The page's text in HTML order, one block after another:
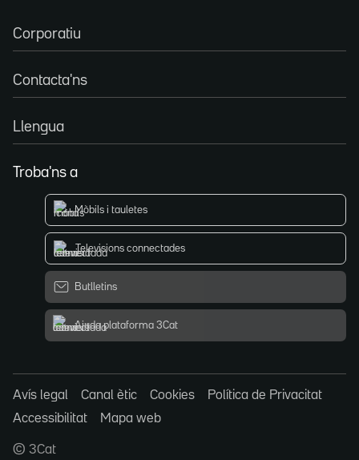
Corporatiu
Contacta'ns
Llengua
Troba'ns a
Mòbils i tauletes
Televisions connectades
Butlletins
Ajuda plataforma 3Cat
Avís legal Canal ètic Cookies
Política de Privacitat
Accessibilitat
Mapa web
© 3Cat